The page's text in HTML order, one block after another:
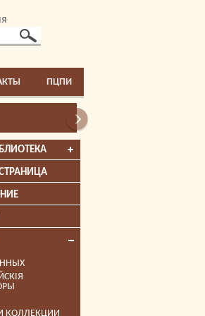
ПЦПИ
КОЛЛЕКЦИИ